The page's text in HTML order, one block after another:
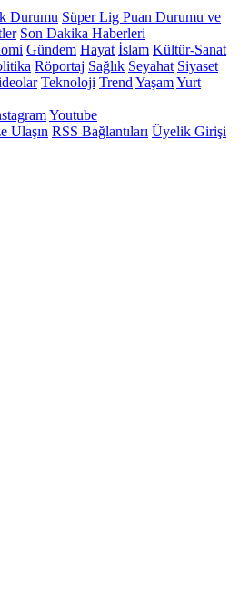
Durumu Süper Lig Puan Durumu ve
Son Dakika Haberleri
Gündem Hayat İslam Kültür-Sanat
Röportaj Sağlık Seyahat Siyaset
Teknoloji Trend YaşamYurt
Youtube
Ulaşın RSS Bağlantıları Üyelik Girişi